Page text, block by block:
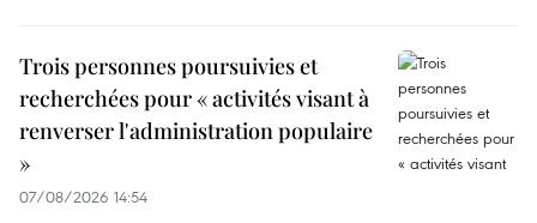
Trois personnes poursuivies et
recherchées pour « activités visant à
renverser l'administration populaire
»
07/08/2026 14:54